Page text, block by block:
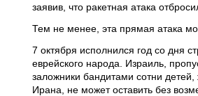
заявив, что ракетная атака
Тем не менее, эта прямая атака
7 октября исполнился год со дня
еврейского народа. Израиль,
заложники бандитами сотни
Ирана, не может оставить без